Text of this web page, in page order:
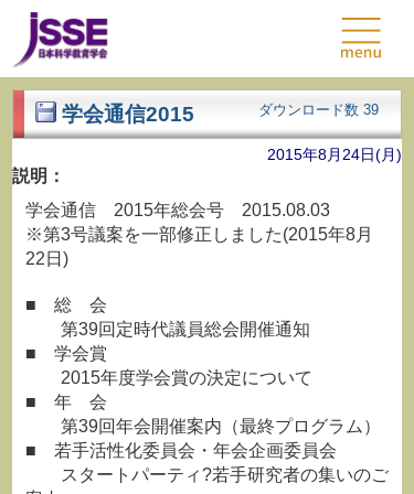
学会通信2015 ダウンロード数 39
2015年8月24日(月)
説明：
学会通信 2015年総会号 2015.08.03
※第3号議案を一部修正しました(2015年8月
22日)
■ 総 会
第39回定時代議員総会開催通知
■ 学会賞
2015年度学会賞の決定について
■ 年 会
第39回年会開催案内（最終プログラム）
■ 若手活性化委員会・年会企画委員会
スタートパーティ?若手研究者の集いのご